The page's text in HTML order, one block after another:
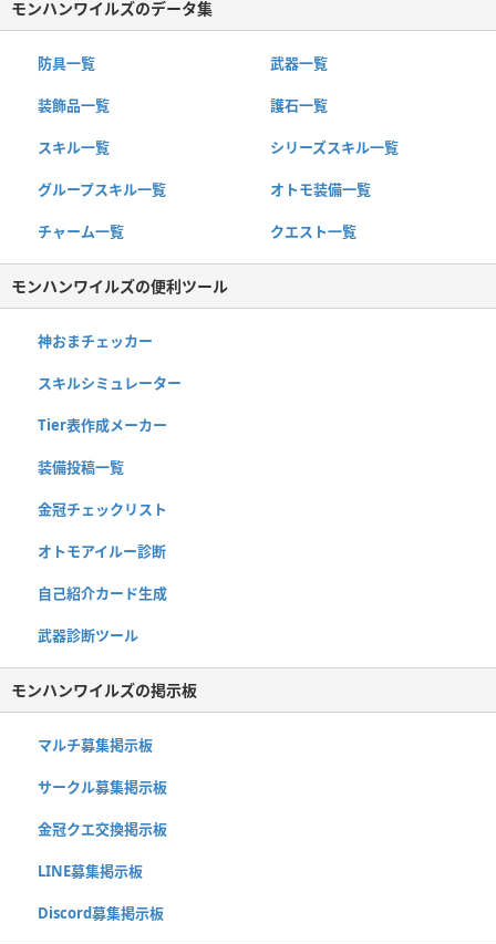
モンハンワイルズのデータ集
防具一覧 武器一覧
装飾品一覧 護石一覧
スキル一覧 シリーズスキル一覧
グループスキル一覧 オトモ装備一覧
チャーム一覧 クエスト一覧
モンハンワイルズの便利ツール
神おまチェッカー
スキルシミュレーター
Tier表作成メーカー
装備投稿一覧
金冠チェックリスト
オトモアイルー診断
自己紹介カード生成
武器診断ツール
モンハンワイルズの掲示板
マルチ募集掲示板
サークル募集掲示板
金冠クエ交換掲示板
LINE募集掲示板
Discord募集掲示板